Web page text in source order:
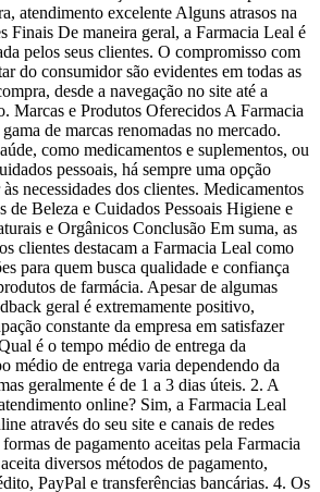
atendimento excelente Alguns atrasos na
Finais De maneira geral, a Farmacia Leal é
pelos seus clientes. O compromisso com
do consumidor são evidentes em todas as
desde a navegação no site até a
Marcas e Produtos Oferecidos A Farmacia
de marcas renomadas no mercado.
como medicamentos e suplementos, ou
pessoais, há sempre uma opção
necessidades dos clientes. Medicamentos
de Beleza e Cuidados Pessoais Higiene e
e Orgânicos Conclusão Em suma, as
clientes destacam a Farmacia Leal como
para quem busca qualidade e confiança
de farmácia. Apesar de algumas
geral é extremamente positivo,
constante da empresa em satisfazer
é o tempo médio de entrega da
médio de entrega varia dependendo da
geralmente é de 1 a 3 dias úteis. 2. A
online? Sim, a Farmacia Leal
através do seu site e canais de redes
de pagamento aceitas pela Farmacia
diversos métodos de pagamento,
PayPal e transferências bancárias. 4. Os